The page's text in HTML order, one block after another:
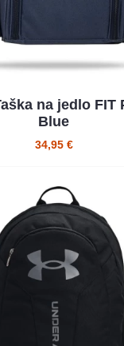
na jedlo FIT
Blue
34,95 €